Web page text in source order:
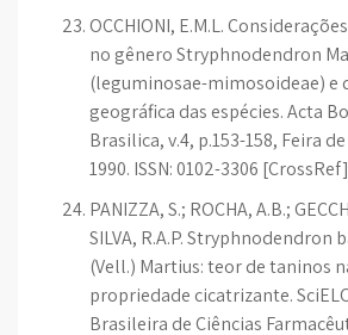
OCCHIONI, E.M.L.
no gênero Stryphnodendron
(leguminosae-mimosoideae) e
geográfica das espécies. Acta
Brasilica, v.4, p.153-158, Feira
1990. ISSN: 0102-3306 [CrossRef]
PANIZZA, S.; ROCHA, A.B.;
SILVA, R.A.P. Stryphnodendron
(Vell.) Martius: teor de taninos
propriedade cicatrizante.
Brasileira de Ciências